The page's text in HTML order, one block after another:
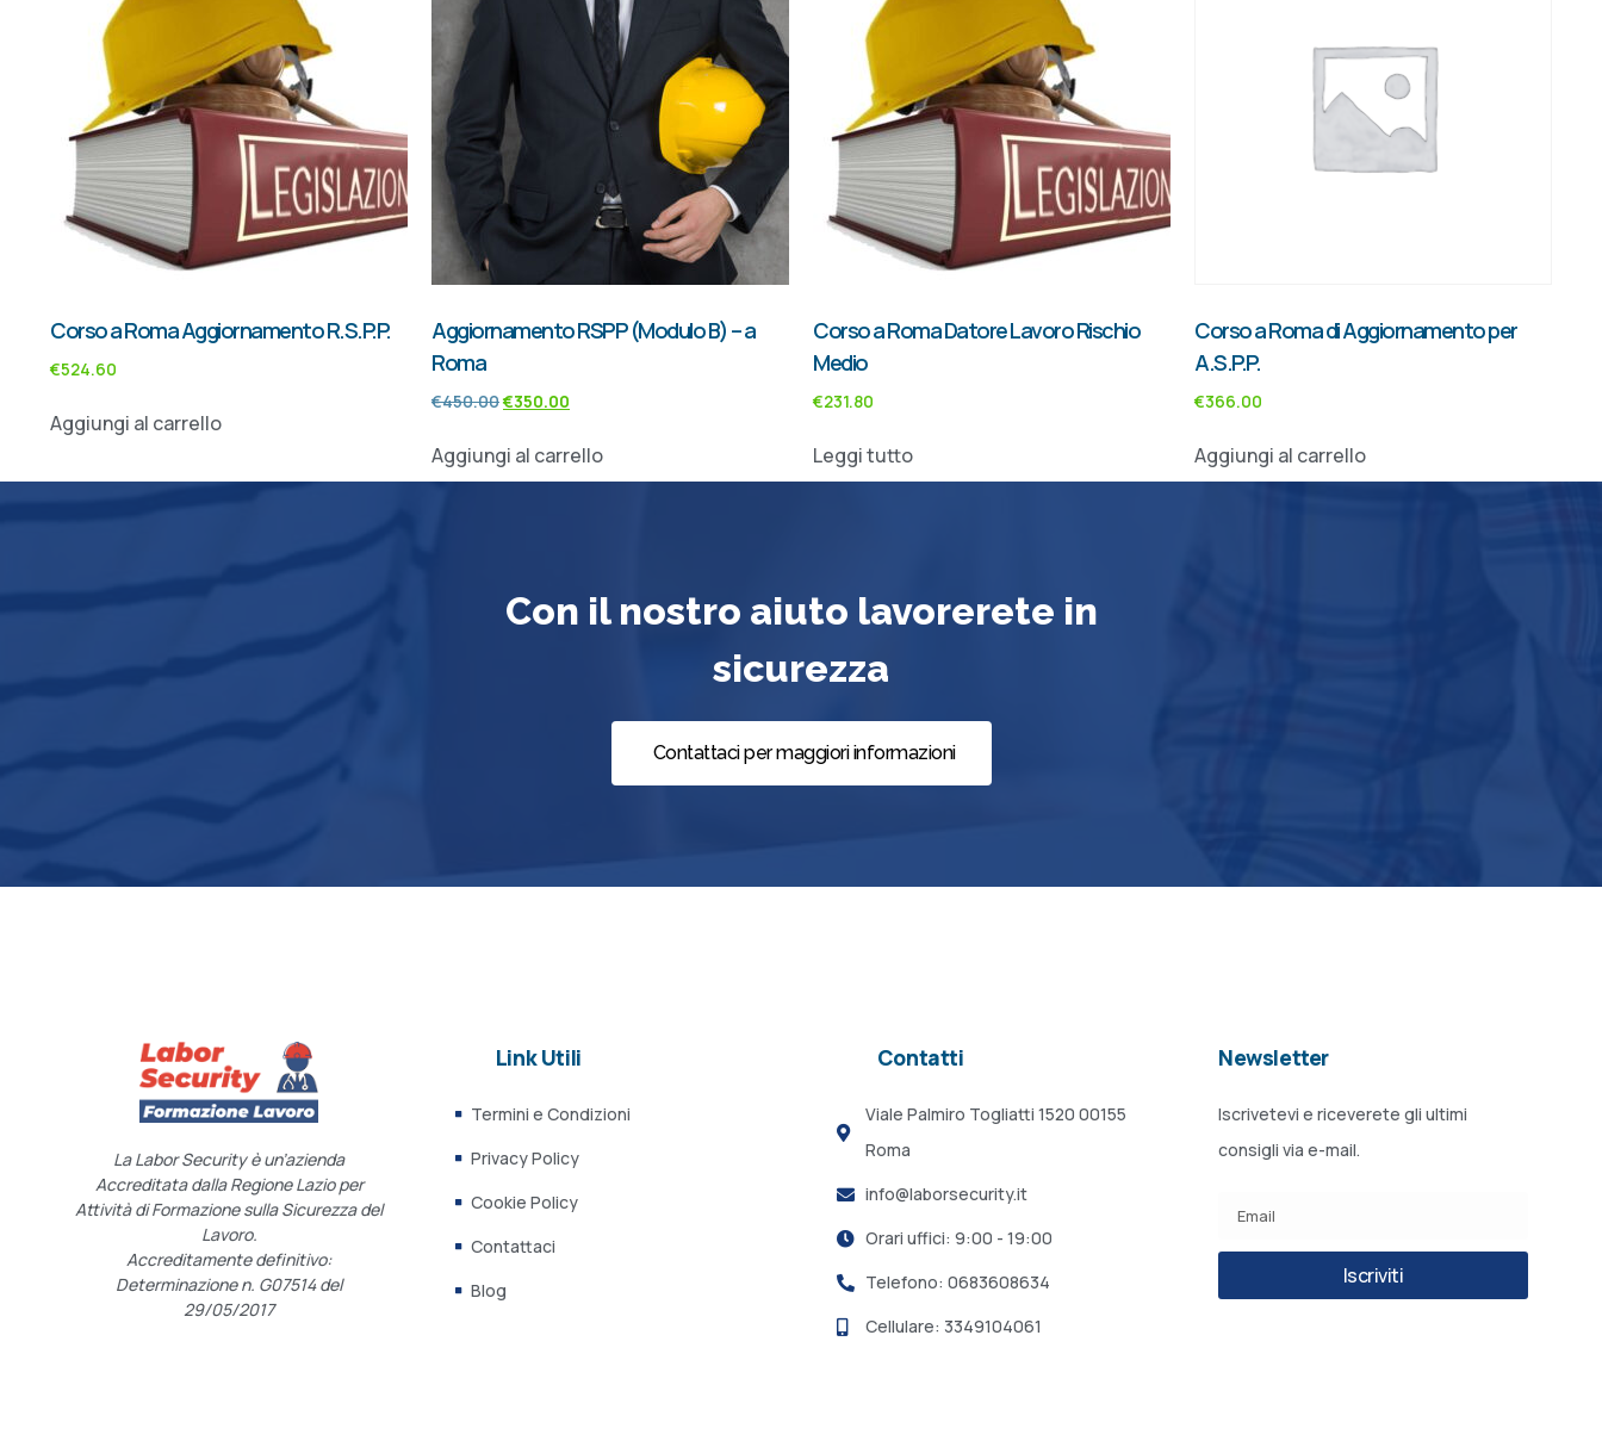
Corso a Roma Aggiornamento R.S.P.P.
€524.60
Aggiungi al carrello
Aggiornamento RSPP (Modulo B) – a
Roma
€450.00€350.00
Aggiungi al carrello
Corso a Roma Datore Lavoro Rischio
Medio
€231.80
Leggi tutto
Corso a Roma di Aggiornamento per
A.S.P.P.
€366.00
Aggiungi al carrello
Con il nostro aiuto lavorerete in
sicurezza
Contattaci per maggiori informazioni
La Labor Security è un’azienda
Accreditata dalla Regione Lazio per
Attività di Formazione sulla Sicurezza del
Lavoro.
Accreditamente definitivo:
Determinazione n. G07514 del
29/05/2017
Link Utili
Termini e Condizioni
Privacy Policy
Cookie Policy
Contattaci
Blog
Contatti
Viale Palmiro Togliatti 1520 00155
Roma
info@laborsecurity.it
Orari uffici: 9:00 - 19:00
Telefono: 0683608634
Cellulare: 3349104061
Newsletter
Iscrivetevi e riceverete gli ultimi
consigli via e-mail.
Iscriviti